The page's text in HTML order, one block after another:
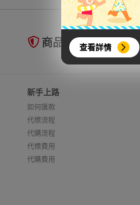
查看詳情
商品未到貨全額理賠
新手上路
如何匯款
代標流程
代購流程
代標費用
代購費用